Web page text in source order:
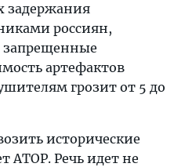
задержания
россиян,
артефактов
грозит от 5 до
исторические
АТОР. Речь идет не